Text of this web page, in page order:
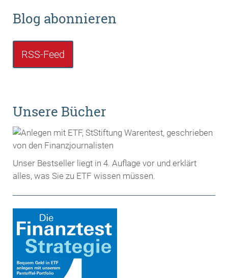
Blog abonnieren
RSS-Feed
Unsere Bücher
Unser Bestseller liegt in 4. Auflage vor und erklärt
alles, was Sie zu ETF wissen müssen.